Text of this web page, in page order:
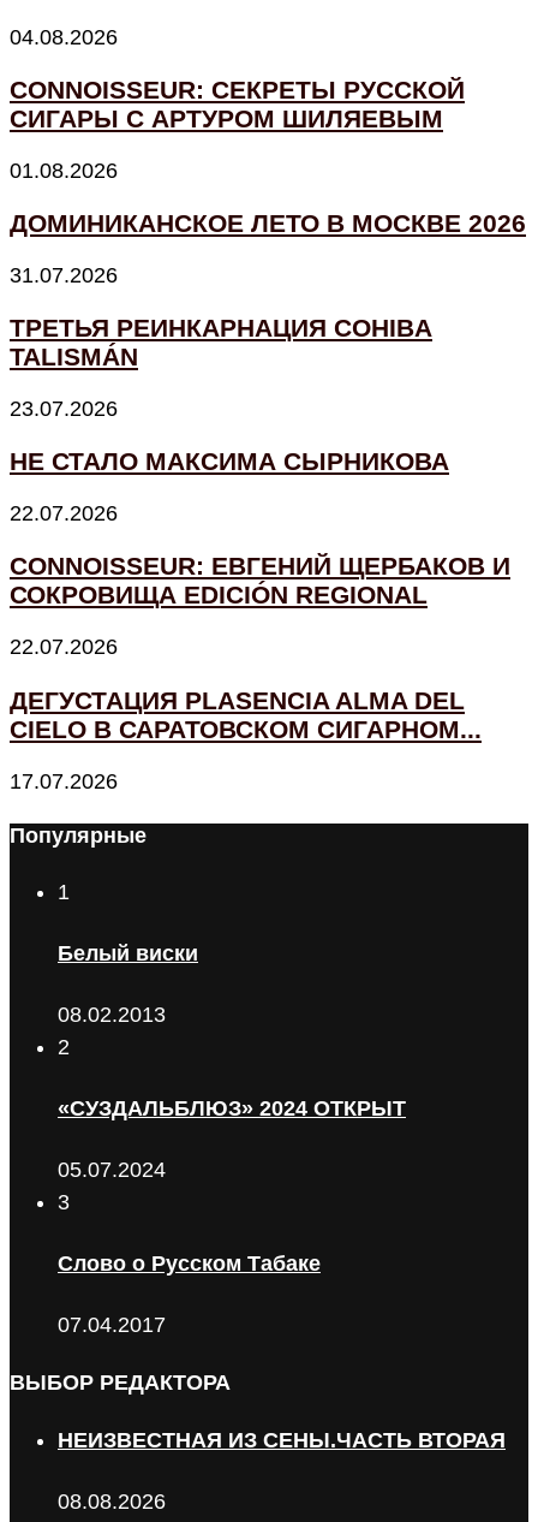
04.08.2026
CONNOISSEUR: СЕКРЕТЫ РУССКОЙ
СИГАРЫ С АРТУРОМ ШИЛЯЕВЫМ
01.08.2026
ДОМИНИКАНСКОЕ ЛЕТО В МОСКВЕ 2026
31.07.2026
ТРЕТЬЯ РЕИНКАРНАЦИЯ COHIBA
TALISMÁN
23.07.2026
НЕ СТАЛО МАКСИМА СЫРНИКОВА
22.07.2026
CONNOISSEUR: ЕВГЕНИЙ ЩЕРБАКОВ И
СОКРОВИЩА EDICIÓN REGIONAL
22.07.2026
ДЕГУСТАЦИЯ PLASENCIA ALMA DEL
CIELO В САРАТОВСКОМ СИГАРНОМ...
17.07.2026
Популярные
1
Белый виски
08.02.2013
2
«СУЗДАЛЬБЛЮЗ» 2024 ОТКРЫТ
05.07.2024
3
Слово о Русском Табаке
07.04.2017
ВЫБОР РЕДАКТОРА
НЕИЗВЕСТНАЯ ИЗ СЕНЫ.ЧАСТЬ ВТОРАЯ
08.08.2026